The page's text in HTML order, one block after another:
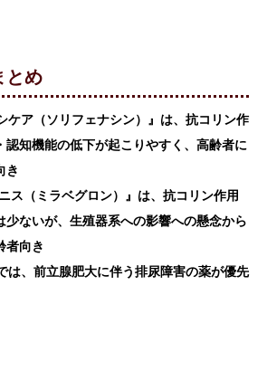
とめ
ケア（ソリフェナシン）』は、抗コリン作
認知機能の低下が起こりやすく、高齢者に
き
ス（ミラベグロン）』は、抗コリン作用
少ないが、生殖器系への影響への懸念から
者向き
は、前立腺肥大に伴う排尿障害の薬が優先